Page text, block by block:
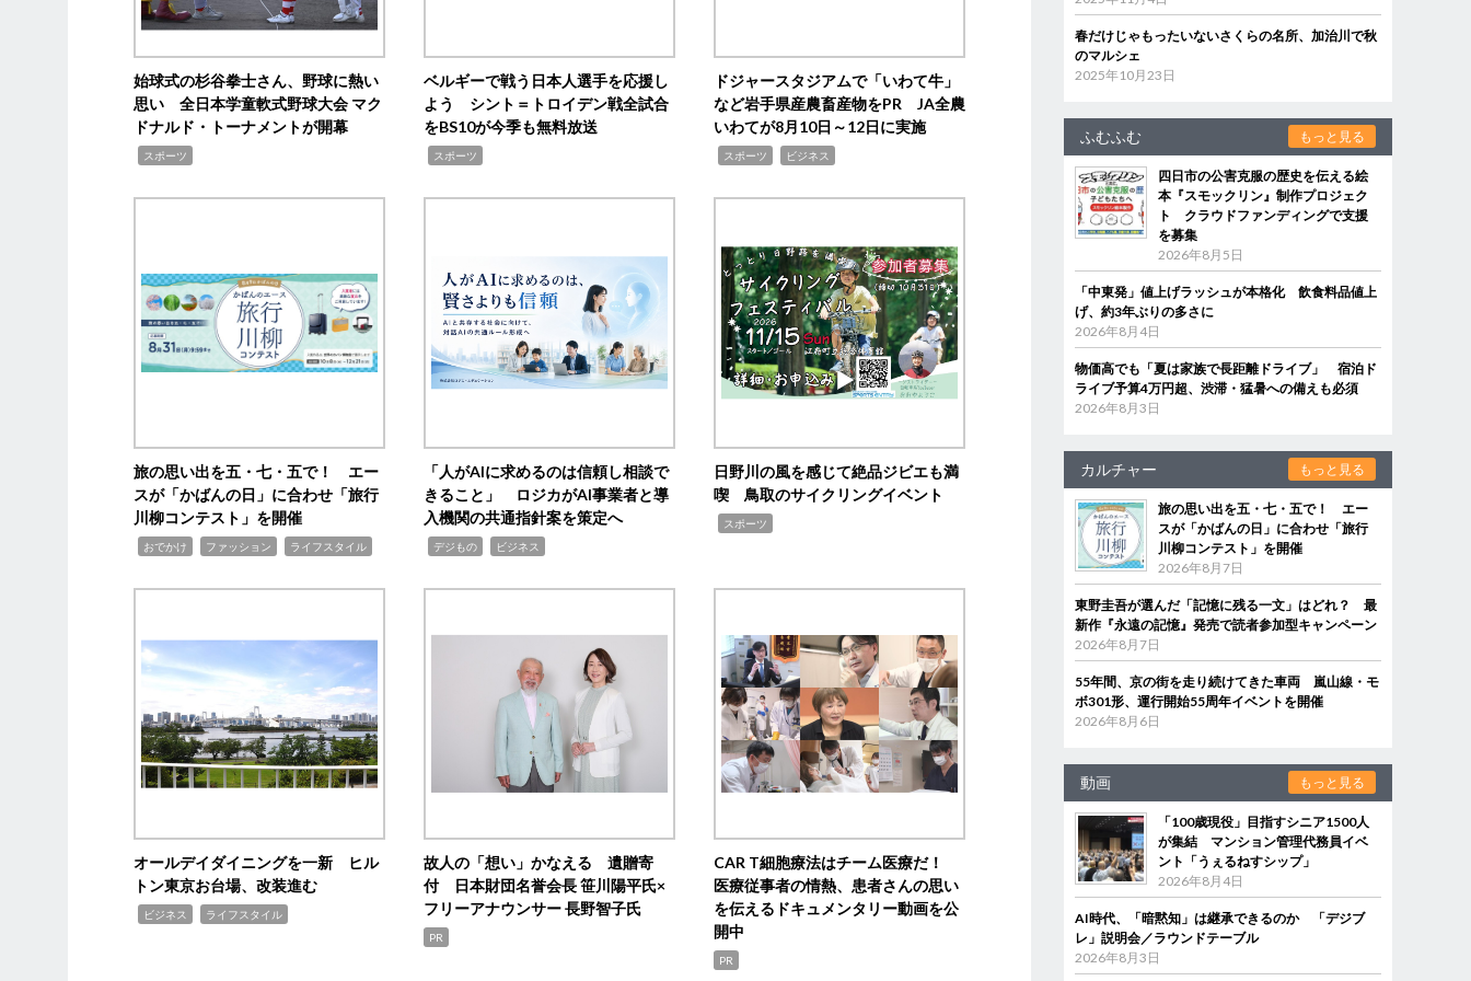
始球式の杉谷拳士さん、野球に熱い
思い 全日本学童軟式野球大会 マク
ドナルド・トーナメントが開幕
スポーツ
ベルギーで戦う日本人選手を応援し
よう シント＝トロイデン戦全試合
をBS10が今季も無料放送
スポーツ
ドジャースタジアムで「いわて牛」
など岩手県産農畜産物をPR JA全農
いわてが8月10日～12日に実施
スポーツ ビジネス
旅の思い出を五・七・五で！ エー
スが「かばんの日」に合わせ「旅行
川柳コンテスト」を開催
おでかけ ファッション ライフスタイル
「人がAIに求めるのは信頼し相談で
きること」 ロジカがAI事業者と導
入機関の共通指針案を策定へ
デジもの ビジネス
日野川の風を感じて絶品ジビエも満
喫 鳥取のサイクリングイベント
スポーツ
オールデイダイニングを一新 ヒル
トン東京お台場、改装進む
ビジネス ライフスタイル
故人の「想い」かなえる 遺贈寄
付 日本財団名誉会長 笹川陽平氏×
フリーアナウンサー 長野智子氏
PR
CAR T細胞療法はチーム医療だ！
医療従事者の情熱、患者さんの思い
を伝えるドキュメンタリー動画を公
開中
PR
春だけじゃもったいないさくらの名所、加治川で秋
のマルシェ
2025年10月23日
ふむふむ もっと見る
四日市の公害克服の歴史を伝える絵
本『スモックリン』制作プロジェク
ト クラウドファンディングで支援
を募集
2026年8月5日
「中東発」値上げラッシュが本格化 飲食料品値上
げ、約3年ぶりの多さに
2026年8月4日
物価高でも「夏は家族で長距離ドライブ」 宿泊ド
ライブ予算4万円超、渋滞・猛暑への備えも必須
2026年8月3日
カルチャー もっと見る
旅の思い出を五・七・五で！ エー
スが「かばんの日」に合わせ「旅行
川柳コンテスト」を開催
2026年8月7日
東野圭吾が選んだ「記憶に残る一文」はどれ？ 最
新作『永遠の記憶』発売で読者参加型キャンペーン
2026年8月7日
55年間、京の街を走り続けてきた車両 嵐山線・モ
ボ301形、運行開始55周年イベントを開催
2026年8月6日
動画 もっと見る
「100歳現役」目指すシニア1500人
が集結 マンション管理代務員イベ
ント「うぇるねすシップ」
2026年8月4日
AI時代、「暗黙知」は継承できるのか 「デジブ
レ」説明会／ラウンドテーブル
2026年8月3日